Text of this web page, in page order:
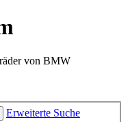
von BMW
Erweiterte Suche